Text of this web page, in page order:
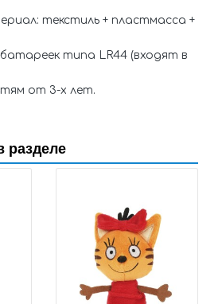
текстиль + пластмасса +
типа LR44 (входят в
от 3-х лет.
разделе